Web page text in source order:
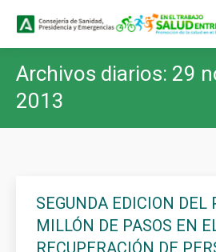
Archivos diarios: 29
2013
SEGUNDA EDICION DEL
MILLÓN DE PASOS EN
RECUPERACIÓN DE